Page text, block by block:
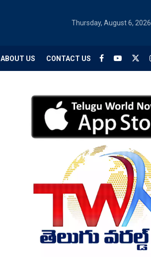
Thursday, August 6, 2026
ABOUT US CONTACT US